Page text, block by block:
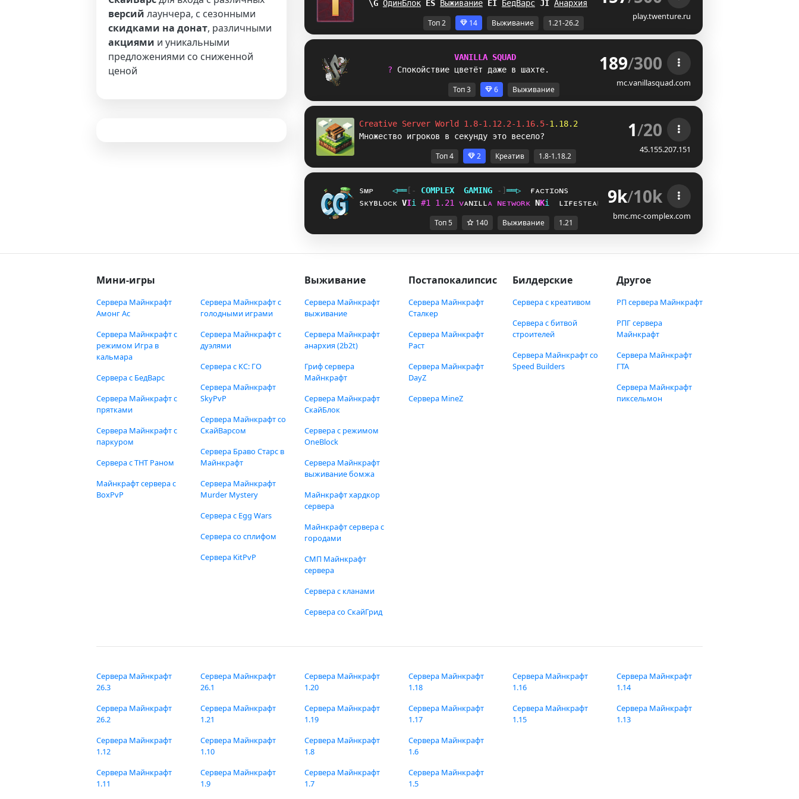
версий лаунчера, с сезонными
скидками на донат, различными
акциями и уникальными
предложениями со сниженной
ценой
_\ ОдинБлок G@ Выживание JL БедВарс D[ Анархия
play.twenture.ru
Топ 2 14 Выживание 1.21-26.2
VANIL L A SQUAD
? Спокойствие цветёт даже в шахте. 189/300
mc.vanillasquad.com
Топ 3 6 Выживание
Creative Server World 1.8-1.12.2-1.16.5-1.18.2
Множество игроков в секунду это весело?
1/20
45.155.207.151
Топ 4 2 Креатив 1.8-1.18.2
sᴍᴘ ◁══[‐ COMPL EX GAMING ‐]══▷
ғᴀᴄᴛɪᴏɴs
sᴋʏʙʟᴏᴄᴋ QNi #1 1 . 21 ᴠᴀɴɪʟʟᴀ ɴᴇᴛᴡᴏʀᴋ QJi ʟɪғᴇsᴛᴇᴀʟ 9k/10k
bmc.mc-complex.com
Топ 5 140 Выживание 1.21
Мини-игры
Сервера Майнкрафт
Амонг Ас
Сервера Майнкрафт с
режимом Игра в
кальмара
Сервера с БедВарс
Сервера Майнкрафт с
прятками
Сервера Майнкрафт с
паркуром
Сервера с ТНТ Раном
Майнкрафт сервера с
BoxPvP
Сервера Майнкрафт с
голодными играми
Сервера Майнкрафт с
дуэлями
Сервера с КС: ГО
Сервера Майнкрафт
SkyPvP
Сервера Майнкрафт со
СкайВарсом
Сервера Браво Старс в
Майнкрафт
Сервера Майнкрафт
Murder Mystery
Сервера с Egg Wars
Сервера со сплифом
Сервера KitPvP
Выживание
Сервера Майнкрафт
выживание
Сервера Майнкрафт
анархия (2b2t)
Гриф сервера
Майнкрафт
Сервера Майнкрафт
СкайБлок
Сервера с режимом
OneBlock
Сервера Майнкрафт
выживание бомжа
Майнкрафт хардкор
сервера
Майнкрафт сервера с
городами
СМП Майнкрафт
сервера
Сервера с кланами
Сервера со СкайГрид
Постапокалипсис
Сервера Майнкрафт
Сталкер
Сервера Майнкрафт
Раст
Сервера Майнкрафт
DayZ
Сервера MineZ
Билдерские
Сервера с креативом
Сервера с битвой
строителей
Сервера Майнкрафт со
Speed Builders
Другое
РП сервера Майнкрафт
РПГ сервера
Майнкрафт
Сервера Майнкрафт
ГТА
Сервера Майнкрафт
пиксельмон
Сервера Майнкрафт
26.3
Сервера Майнкрафт
26.2
Сервера Майнкрафт
26.1
Сервера Майнкрафт
1.21
Сервера Майнкрафт
1.20
Сервера Майнкрафт
1.19
Сервера Майнкрафт
1.18
Сервера Майнкрафт
1.17
Сервера Майнкрафт
1.16
Сервера Майнкрафт
1.15
Сервера Майнкрафт
1.14
Сервера Майнкрафт
1.13
Сервера Майнкрафт
1.12
Сервера Майнкрафт
1.11
Сервера Майнкрафт
1.10
Сервера Майнкрафт
1.9
Сервера Майнкрафт
1.8
Сервера Майнкрафт
1.7
Сервера Майнкрафт
1.6
Сервера Майнкрафт
1.5